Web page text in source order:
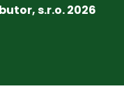
s.r.o. 2026